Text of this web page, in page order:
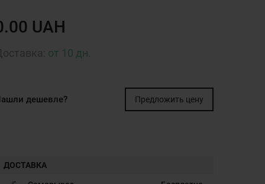
UAH
от 10 дн.
дешевле? Предложить цену
ДОСТАВКА